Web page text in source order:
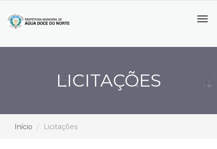
LICITAÇÕES
Início Licitações